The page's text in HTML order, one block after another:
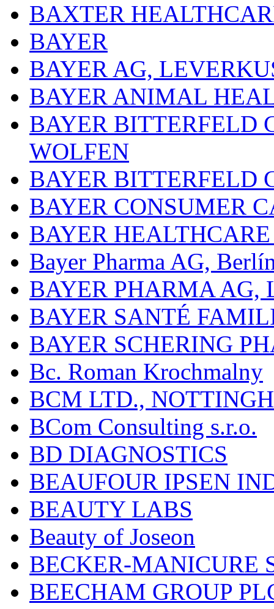
BAXTER
BAYER
BAYER AG,
BAYER ANIMAL
BAYER BITTERFELD
WOLFEN
BAYER BITTERFELD
BAYER CONSUMER
BAYER
Bayer Pharma AG,
BAYER PHARMA AG,
BAYER SANTÉ
BAYER SCHERING
Bc. Roman Krochmalny
BCM LTD.,
BCom Consulting s.r.o.
BD DIAGNOSTICS
BEAUFOUR IPSEN
BEAUTY LABS
Beauty of Joseon
BECKER-MANICURE
BEECHAM GROUP